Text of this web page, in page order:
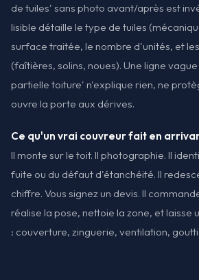
de tuiles' sans photo avant/après est
lisible détaille le type de tuiles
surface traitée, le nombre d'unités, et
(faîtières, solins, noues). Une ligne
partielle toiture' n'explique rien, ne
ouvre la porte aux dérives.
Ce qu'un vrai couvreur fait en
Il monte sur le toit. Il photographie. Il
fuite ou du défaut d'étanchéité. Il
chiffre. Vous signez un devis. Il
réalise la pose, nettoie la zone, et laisse
: couverture, zinguerie, ventilation,